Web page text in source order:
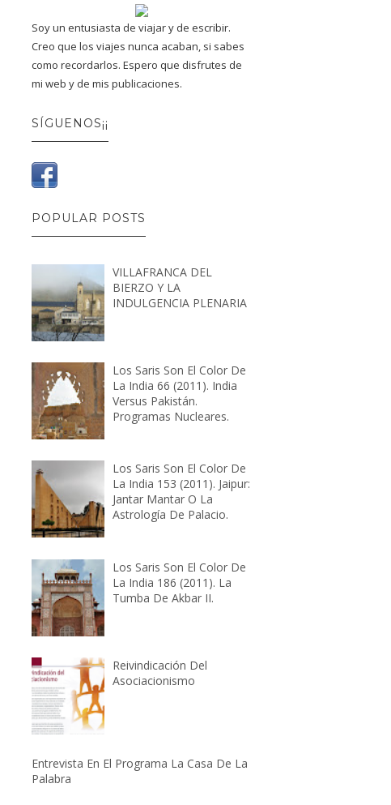
Soy un entusiasta de viajar y de escribir.
Creo que los viajes nunca acaban, si sabes
como recordarlos. Espero que disfrutes de
mi web y de mis publicaciones.
SÍGUENOS¡¡
POPULAR POSTS
VILLAFRANCA DEL
BIERZO Y LA
INDULGENCIA PLENARIA
Los Saris Son El Color De
La India 66 (2011). India
Versus Pakistán.
Programas Nucleares.
Los Saris Son El Color De
La India 153 (2011). Jaipur:
Jantar Mantar O La
Astrología De Palacio.
Los Saris Son El Color De
La India 186 (2011). La
Tumba De Akbar II.
Reivindicación Del
Asociacionismo
Entrevista En El Programa La Casa De La
Palabra